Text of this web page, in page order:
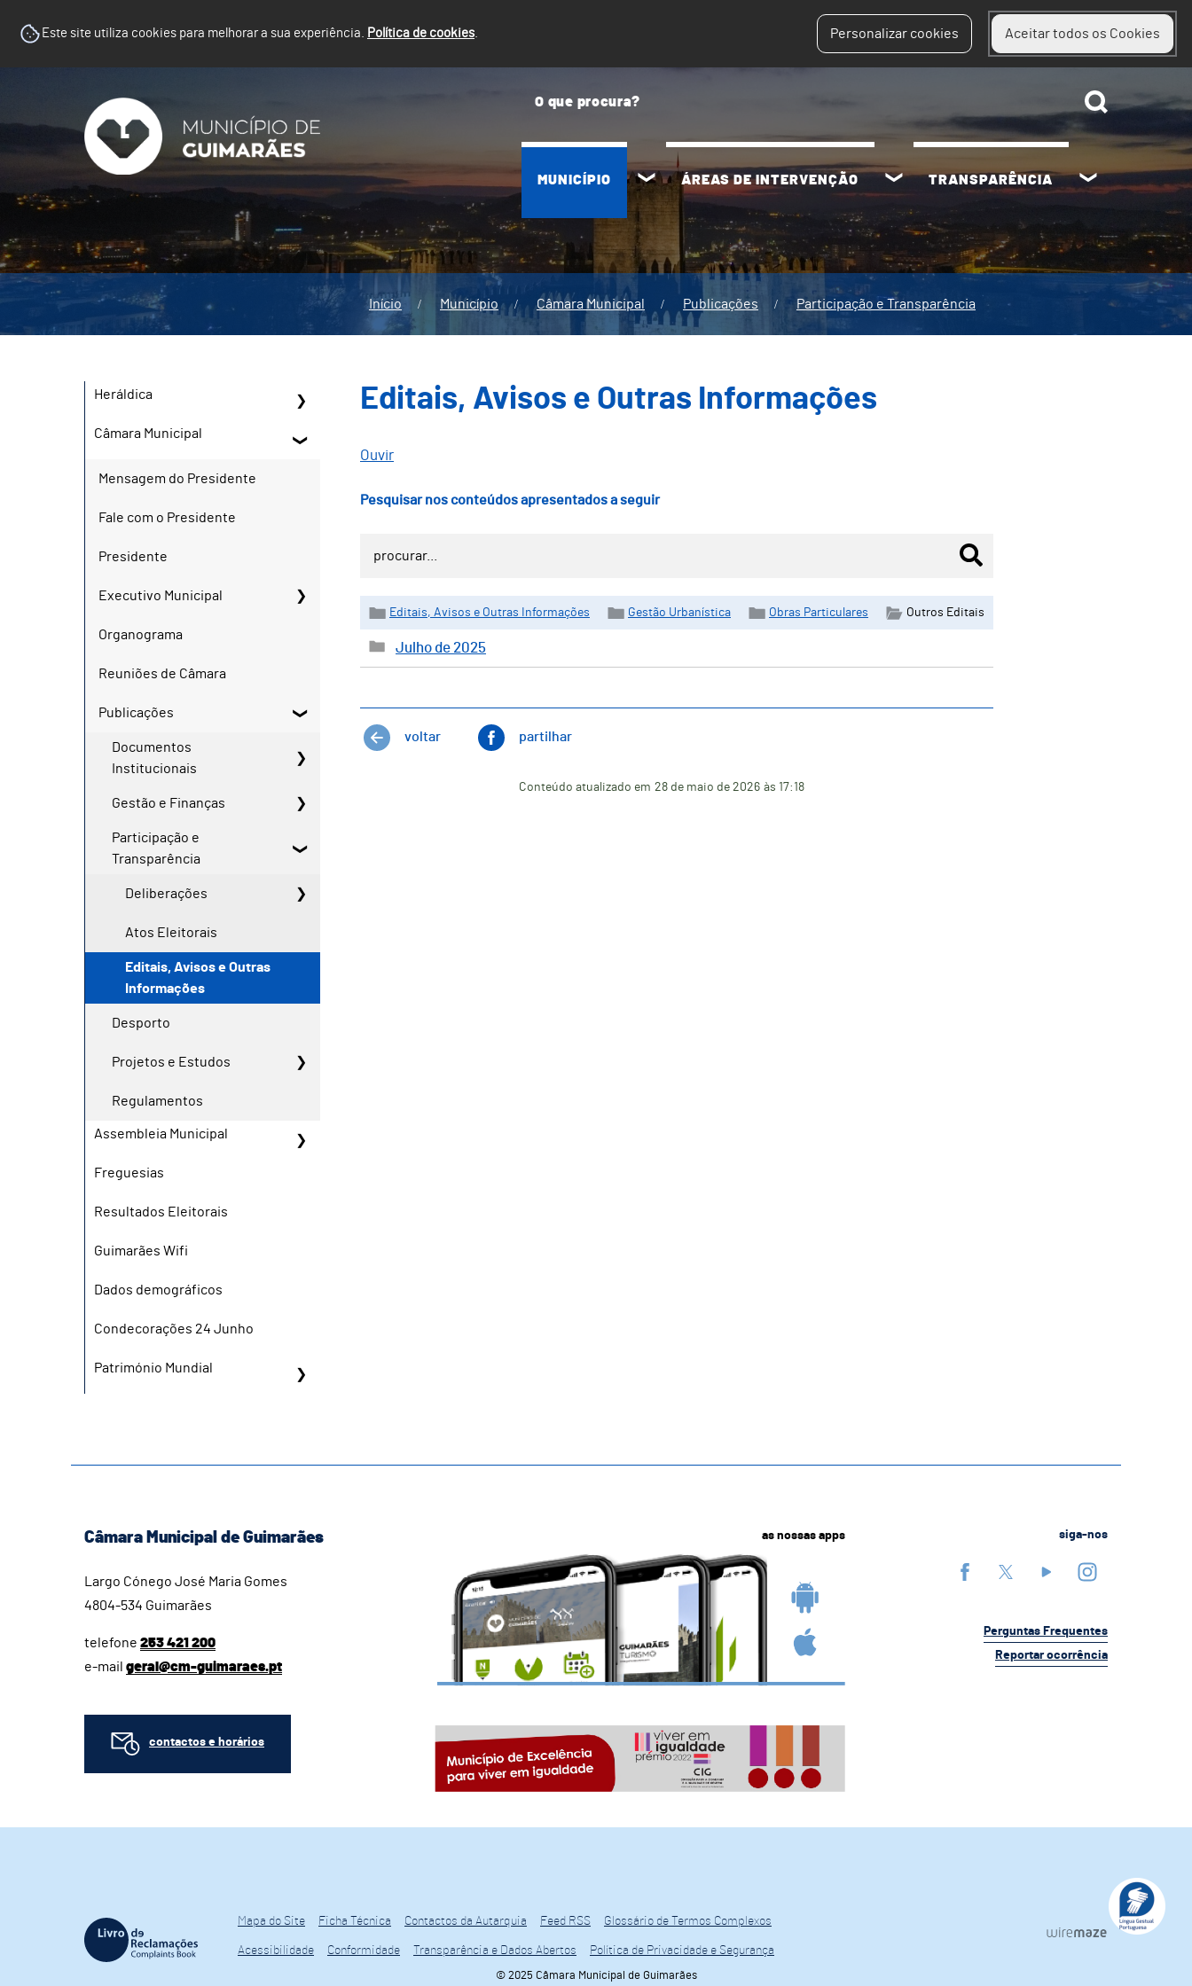
Este site utiliza cookies para melhorar a sua experiência. Política de cookies. Personalizar cookies Aceitar todos os Cookies
MUNICÍPIO ÁREAS DE INTERVENÇÃO TRANSPARÊNCIA
Início Município Câmara Municipal Publicações Participação e Transparência
Heráldica
Câmara Municipal
Mensagem do Presidente
Fale com o Presidente
Presidente
Executivo Municipal
Organograma
Reuniões de Câmara
Publicações
Documentos
Institucionais
Gestão e Finanças
Participação e
Transparência
Deliberações
Atos Eleitorais
Editais, Avisos e Outras
Informações
Desporto
Projetos e Estudos
Regulamentos
Assembleia Municipal
Freguesias
Resultados Eleitorais
Guimarães Wifi
Dados demográficos
Condecorações 24 Junho
Património Mundial
Editais, Avisos e Outras Informações
Ouvir
Pesquisar nos conteúdos apresentados a seguir
Editais, Avisos e Outras Informações Gestão Urbanística Obras Particulares Outros Editais
Julho de 2025
voltar partilhar
Conteúdo atualizado em 28 de maio de 2026 às 17:18
Câmara Municipal de Guimarães
Largo Cónego José Maria Gomes
4804-534 Guimarães
telefone 253 421 200
e-mail geral@cm-guimaraes.pt
contactos e horários
as nossas apps siga-nos
Perguntas Frequentes
Reportar ocorrência
Mapa do Site Ficha Técnica Contactos da Autarquia Feed RSS Glossário de Termos Complexos
Acessibilidade Conformidade Transparência e Dados Abertos
Política de Privacidade e Segurança
© 2025 Câmara Municipal de Guimarães